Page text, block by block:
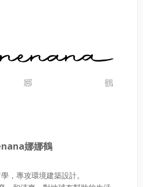
娜娜鶴
，專攻環境建築設計。